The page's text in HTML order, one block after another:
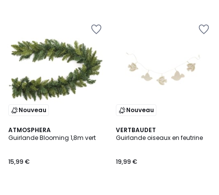
Nouveau
ATMOSPHERA
Guirlande Blooming 1,8m vert
15,99 €
Nouveau
VERTBAUDET
Guirlande oiseaux en feutrine
19,99 €